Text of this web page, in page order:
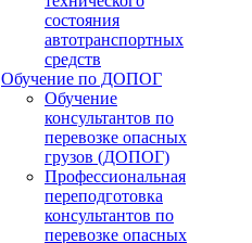
состояния
автотранспортных
средств
Обучение по ДОПОГ
Обучение
консультантов по
перевозке опасных
грузов (ДОПОГ)
Профессиональная
переподготовка
консультантов по
перевозке опасных